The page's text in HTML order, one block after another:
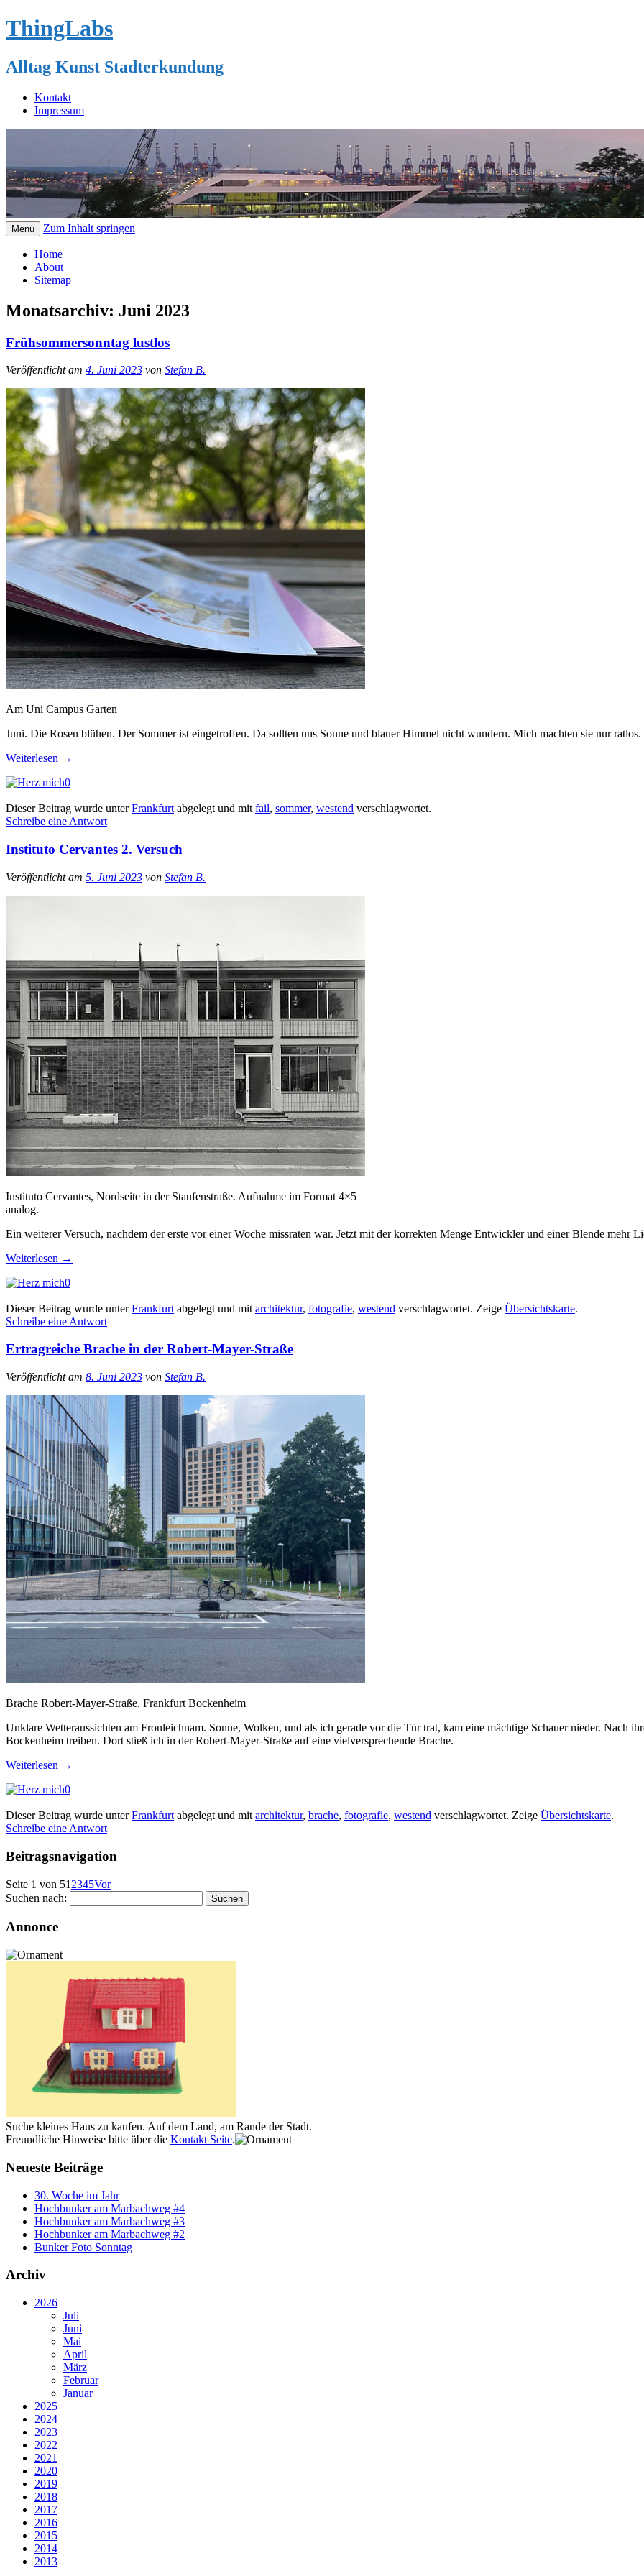
ThingLabs
Alltag Kunst Stadterkundung
Kontakt
Impressum
Menü Zum Inhalt springen
Home
About
Sitemap
Monatsarchiv: Juni 2023
Frühsommersonntag lustlos
Veröffentlicht am 4. Juni 2023 von Stefan B.
Am Uni Campus Garten
Juni. Die Rosen blühen. Der Sommer ist eingetroffen. Da sollten uns Sonne und blauer Himmel nicht wundern. Mich machten sie nur ratlos.
Weiterlesen →
0
Dieser Beitrag wurde unterFrankfurt abgelegt und mit fail, sommer, westend verschlagwortet.
Schreibe eine Antwort
Instituto Cervantes 2. Versuch
Veröffentlicht am 5. Juni 2023 von Stefan B.
Instituto Cervantes, Nordseite in der Staufenstraße. Aufnahme im Format 4×5
analog.
Ein weiterer Versuch, nachdem der erste vor einer Woche missraten war. Jetzt mit der korrekten Menge Entwickler und einer Blende mehr
Weiterlesen →
0
Dieser Beitrag wurde unterFrankfurt abgelegt und mit architektur, fotografie, westend verschlagwortet. Zeige Übersichtskarte.
Schreibe eine Antwort
Ertragreiche Brache in der Robert-Mayer-Straße
Veröffentlicht am 8. Juni 2023 von Stefan B.
Brache Robert-Mayer-Straße, Frankfurt Bockenheim
Unklare Wetteraussichten am Fronleichnam. Sonne, Wolken, und als ich gerade vor die Tür trat, kam eine mächtige Schauer nieder. Nach
Bockenheim treiben. Dort stieß ich in der Robert-Mayer-Straße auf eine vielversprechende Brache.
Weiterlesen →
0
Dieser Beitrag wurde unterFrankfurt abgelegt und mit architektur, brache, fotografie, westend verschlagwortet. Zeige Übersichtskarte.
Schreibe eine Antwort
Beitragsnavigation
Seite 1 von 51 2345Vor
Suchen nach:
Annonce
Suche kleines Haus zu kaufen. Auf dem Land, am Rande der Stadt.
Freundliche Hinweise bitte über die Kontakt Seite.
Neueste Beiträge
30. Woche im Jahr
Hochbunker am Marbachweg #4
Hochbunker am Marbachweg #3
Hochbunker am Marbachweg #2
Bunker Foto Sonntag
Archiv
2026
Juli
Juni
Mai
April
März
Februar
Januar
2025
2024
2023
2022
2021
2020
2019
2018
2017
2016
2015
2014
2013